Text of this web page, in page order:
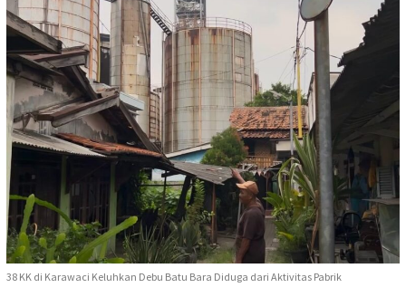
38 KK di Karawaci Keluhkan Debu Batu Bara Diduga dari Aktivitas Pabrik